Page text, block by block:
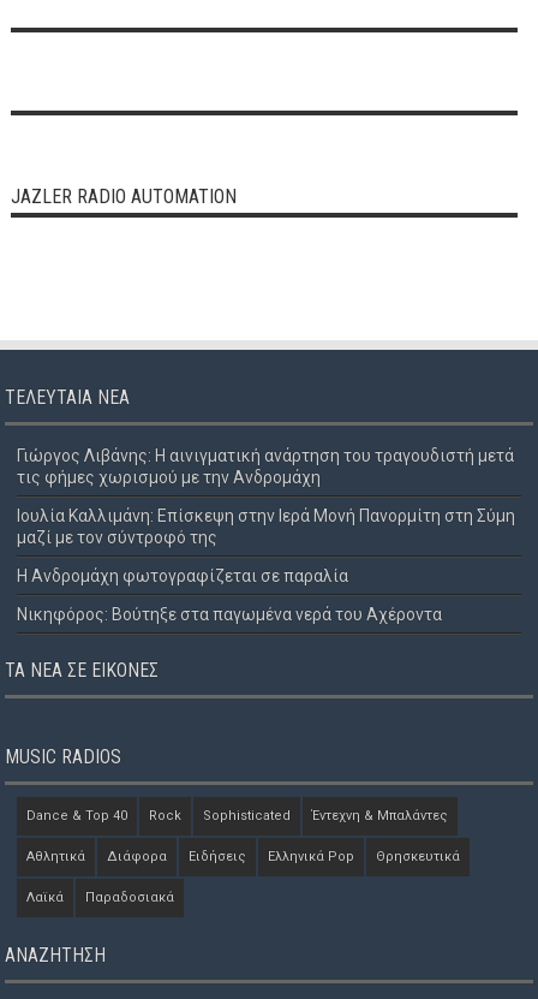
JAZLER RADIO AUTOMATION
ΤΕΛΕΥΤΑΊΑ ΝΈΑ
Γιώργος Λιβάνης: Η αινιγματική ανάρτηση του τραγουδιστή μετά
τις φήμες χωρισμού με την Ανδρομάχη
Ιουλία Καλλιμάνη: Επίσκεψη στην Ιερά Μονή Πανορμίτη στη Σύμη
μαζί με τον σύντροφό της
Η Ανδρομάχη φωτογραφίζεται σε παραλία
Νικηφόρος: Βούτηξε στα παγωμένα νερά του Αχέροντα
ΤΑ ΝΈΑ ΣΕ ΕΙΚΌΝΕΣ
MUSIC RADIOS
Dance & Top 40 Rock Sophisticated Έντεχνη & Μπαλάντες
Αθλητικά Διάφορα Ειδήσεις Ελληνικά Pop Θρησκευτικά
Λαϊκά Παραδοσιακά
ΑΝΑΖΗΤΗΣΗ